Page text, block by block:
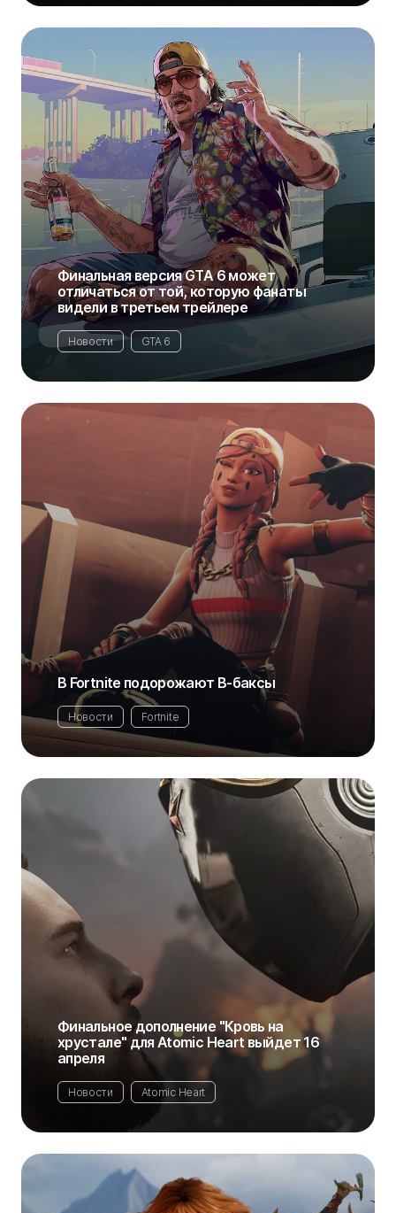
Финальная версия GTA 6 может
отличаться от той, которую фанаты
видели в третьем трейлере
Новости GTA 6
В Fortnite подорожают В-баксы
Новости Fortnite
Финальное дополнение "Кровь на
хрустале" для Atomic Heart выйдет 16
апреля
Новости Atomic Heart